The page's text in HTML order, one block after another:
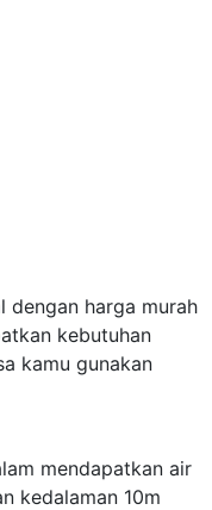
dengan harga murah
kebutuhan
kamu gunakan
mendapatkan air
kedalaman 10m